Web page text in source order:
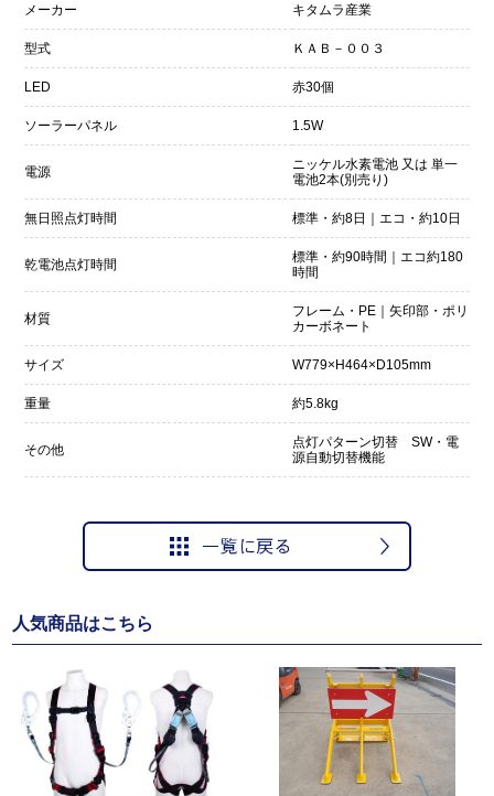
メーカー キタムラ産業
型式 ＫＡＢ－００３
LED 赤30個
ソーラーパネル 1.5W
電源
ニッケル水素電池 又は 単一
電池2本(別売り)
無日照点灯時間 標準・約8日｜エコ・約10日
乾電池点灯時間
標準・約90時間｜エコ約180
時間
材質
フレーム・PE｜矢印部・ポリ
カーボネート
サイズ W779×H464×D105mm
重量 約5.8kg
その他
点灯パターン切替 SW・電
源自動切替機能
人気商品はこちら